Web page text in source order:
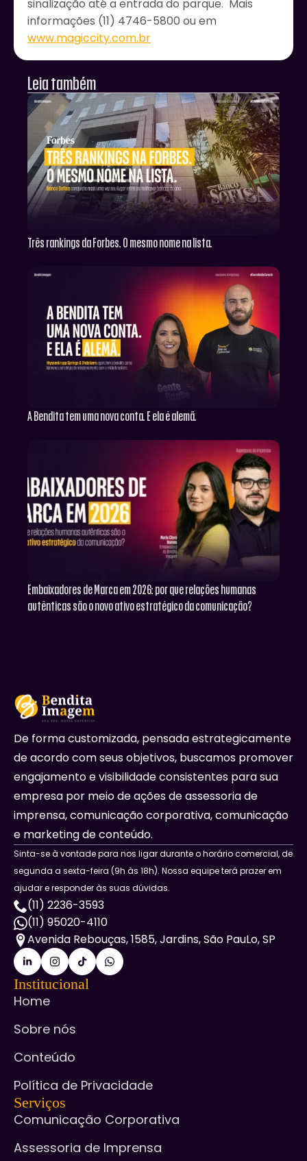
sinalização até a entrada do parque. Mais
informações (11) 4746-5800 ou em
www.magiccity.com.br
Leia também
Três rankings da Forbes. O mesmo nome na lista.
A Bendita tem uma nova conta. E ela é alemã.
Embaixadores de Marca em 2026: por que relações humanas
autênticas são o novo ativo estratégico da comunicação?
De forma customizada, pensada estrategicamente
de acordo com seus objetivos, buscamos promover
engajamento e visibilidade consistentes para sua
empresa por meio de ações de assessoria de
imprensa, comunicação corporativa, comunicação
e marketing de conteúdo.
Sinta-se à vontade para nos ligar durante o horário comercial, de
segunda a sexta-feira (9h às 18h). Nossa equipe terá prazer em
ajudar e responder às suas dúvidas.
(11) 2236-3593
(11) 95020-4110
Avenida Rebouças, 1585, Jardins, São PauLo, SP
Institucional
Home
Sobre nós
Conteúdo
Política de Privacidade
Serviços
Comunicação Corporativa
Assessoria de Imprensa